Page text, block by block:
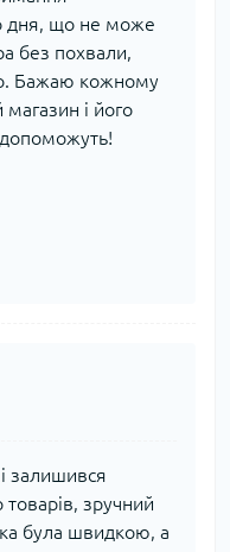
дня, що не може
без похвали,
Бажаю кожному
і його
залишився
зручний
була швидкою, а